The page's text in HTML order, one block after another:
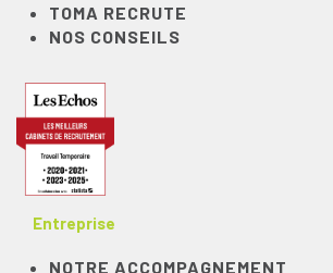
TOMA RECRUTE
NOS CONSEILS
Entreprise
NOTRE ACCOMPAGNEMENT